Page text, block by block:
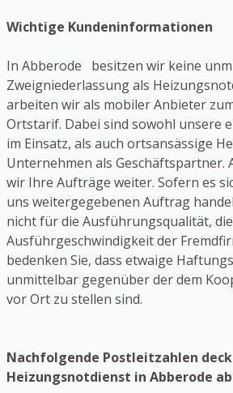
Wichtige Kundeninformationen
In Abberode besitzen wir keine
Zweigniederlassung als
arbeiten wir als mobiler Anbieter
Ortstarif. Dabei sind sowohl unsere
im Einsatz, als auch ortsansässige
Unternehmen als Geschäftspartner.
wir Ihre Aufträge weiter. Sofern es
uns weitergegebenen Auftrag
nicht für die Ausführungsqualität,
Ausführgeschwindigkeit der
bedenken Sie, dass etwaige
unmittelbar gegenüber der dem
vor Ort zu stellen sind.
Nachfolgende Postleitzahlen
Heizungsnotdienst in Abberode